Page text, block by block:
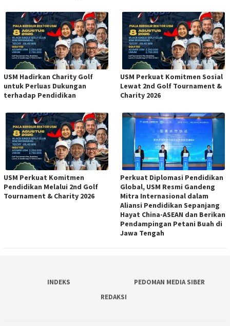
USM Hadirkan Charity Golf
untuk Perluas Dukungan
terhadap Pendidikan
USM Perkuat Komitmen Sosial
Lewat 2nd Golf Tournament &
Charity 2026
USM Perkuat Komitmen
Pendidikan Melalui 2nd Golf
Tournament & Charity 2026
Perkuat Diplomasi Pendidikan
Global, USM Resmi Gandeng
Mitra Internasional dalam
Aliansi Pendidikan Sepanjang
Hayat China-ASEAN dan Berikan
Pendampingan Petani Buah di
Jawa Tengah
INDEKS
PEDOMAN MEDIA SIBER
REDAKSI